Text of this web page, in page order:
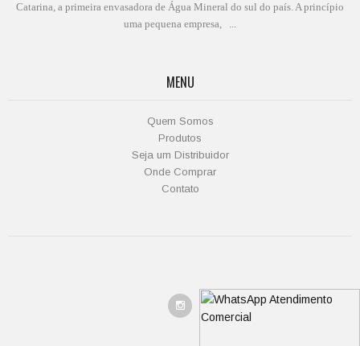
Catarina, a primeira envasadora de Água Mineral do sul do país. A princípio
uma pequena empresa, ...
MENU
Quem Somos
Produtos
Seja um Distribuidor
Onde Comprar
Contato